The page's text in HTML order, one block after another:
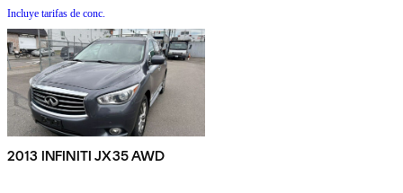
Incluye tarifas de conc.
2013 INFINITI JX35 AWD